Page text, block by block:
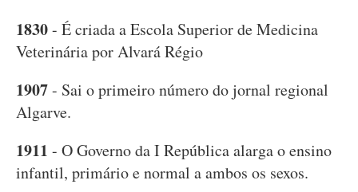
1830- É criada a Escola Superior de Medicina
Veterinária por Alvará Régio
1907- Sai o primeiro número do jornal regional
Algarve.
1911 - O Governo da I República alarga o ensino
infantil, primário e normal a ambos os sexos.